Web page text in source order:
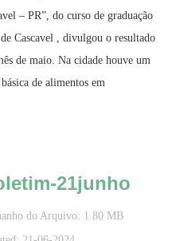
– PR”, do curso de graduação
Cascavel , divulgou o resultado
de maio. Na cidade houve um
de alimentos em
21junho
do Arquivo: 1.80 MB